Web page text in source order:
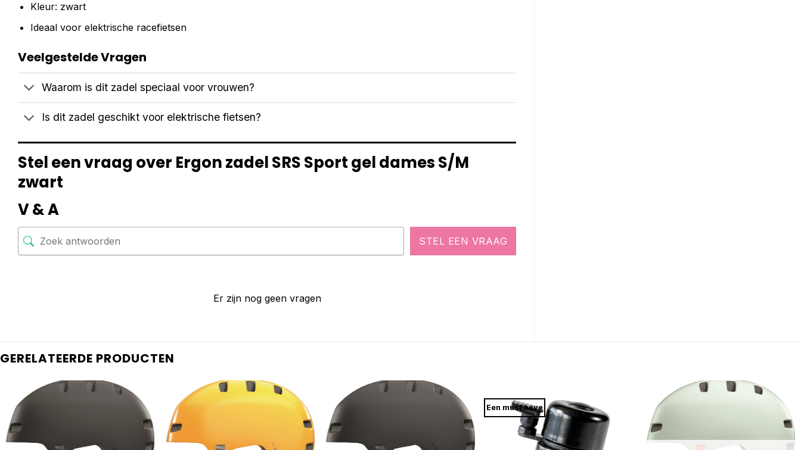
Kleur: zwart
Ideaal voor elektrische racefietsen
Veelgestelde Vragen
Waarom is dit zadel speciaal voor vrouwen?
Is dit zadel geschikt voor elektrische fietsen?
Stel een vraag over Ergon zadel SRS Sport gel dames S/M
zwart
V & A
STEL EEN VRAAG
Er zijn nog geen vragen
GERELATEERDE PRODUCTEN
Een must have